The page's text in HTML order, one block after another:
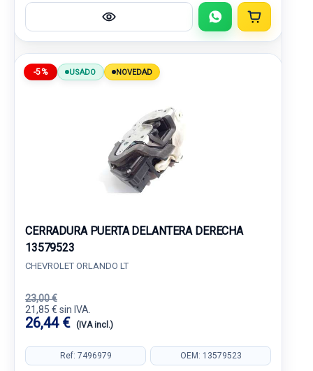
-5% USADO NOVEDAD
CERRADURA PUERTA DELANTERA DERECHA
13579523
CHEVROLET ORLANDO LT
23,00 €
21,85 € sin IVA.
26,44 € (IVA incl.)
Ref: 7496979 OEM: 13579523